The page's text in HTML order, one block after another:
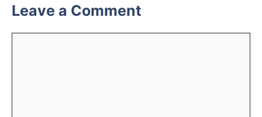
Leave a Comment